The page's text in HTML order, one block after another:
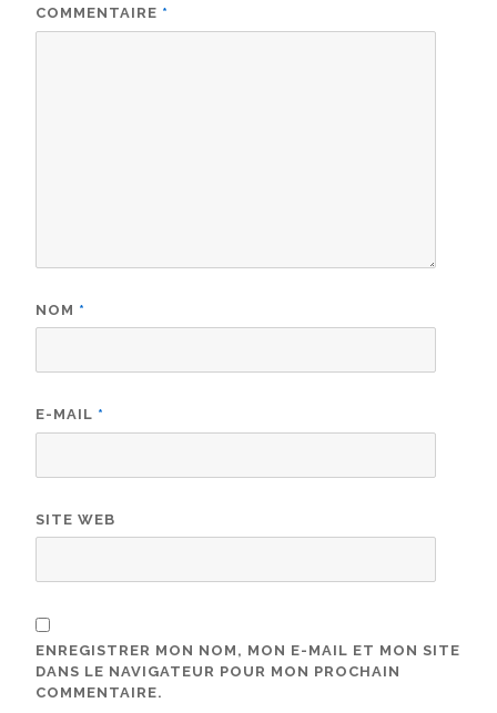
COMMENTAIRE *
NOM *
E-MAIL *
SITE WEB
ENREGISTRER MON NOM, MON E-MAIL ET MON SITE
DANS LE NAVIGATEUR POUR MON PROCHAIN
COMMENTAIRE.